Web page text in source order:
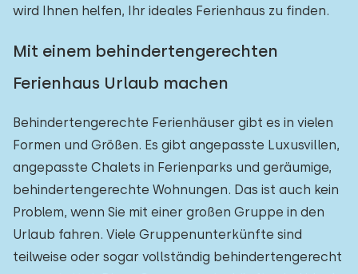
wird Ihnen helfen, Ihr ideales Ferienhaus zu finden.
Mit einem behindertengerechten
Ferienhaus Urlaub machen
Behindertengerechte Ferienhäuser gibt es in vielen
Formen und Größen. Es gibt angepasste Luxusvillen,
angepasste Chalets in Ferienparks und geräumige,
behindertengerechte Wohnungen. Das ist auch kein
Problem, wenn Sie mit einer großen Gruppe in den
Urlaub fahren. Viele Gruppenunterkünfte sind
teilweise oder sogar vollständig behindertengerecht